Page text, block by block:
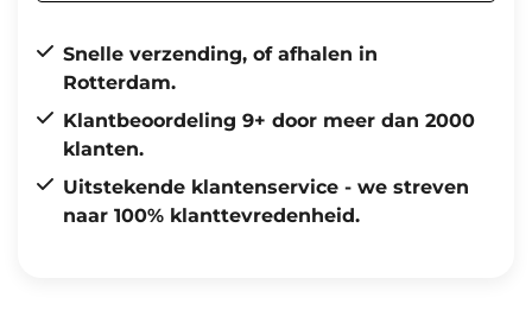
Snelle verzending, of afhalen in
Rotterdam.
Klantbeoordeling 9+ door meer dan 2000
klanten.
Uitstekende klantenservice - we streven
naar 100% klanttevredenheid.